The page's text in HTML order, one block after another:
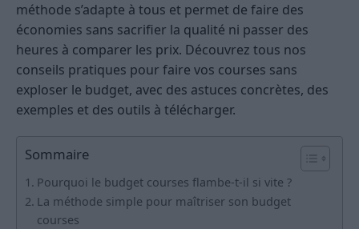
méthode s’adapte à tous et permet de faire des
économies sans sacrifier la qualité ni passer des
heures à comparer les prix. Découvrez tous nos
conseils pratiques pour faire vos courses sans
exploser le budget, avec des astuces concrètes, des
exemples et des outils à télécharger.
Sommaire
Pourquoi le budget courses flambe-t-il si vite ?
La méthode simple pour maîtriser son budget
courses